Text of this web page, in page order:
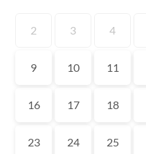
2 3 4
9 10 11
16 17 18
23 24 25